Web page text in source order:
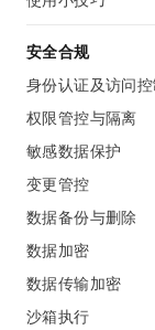
安全合规
身份认证及访问
权限管控与隔离
敏感数据保护
变更管控
数据备份与删除
数据加密
数据传输加密
沙箱执行